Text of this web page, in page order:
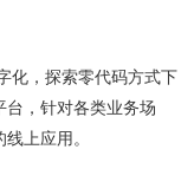
，探索零代码方式下
，针对各类业务场
上应用。